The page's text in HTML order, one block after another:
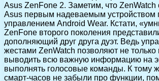
Asus ZenFone 2. Заметим, что ZenWatch
Asus первым надеваемым устройством
управлением Android Wear. Кстати,
ZenFone второго поколения
дополняющий друг друга дуэт. Ведь
жестами ZenWatch позволяют не
выводить всю важную информацию на
выполнять голосовые команды. К тому
смарт-часов не забыли про функции,